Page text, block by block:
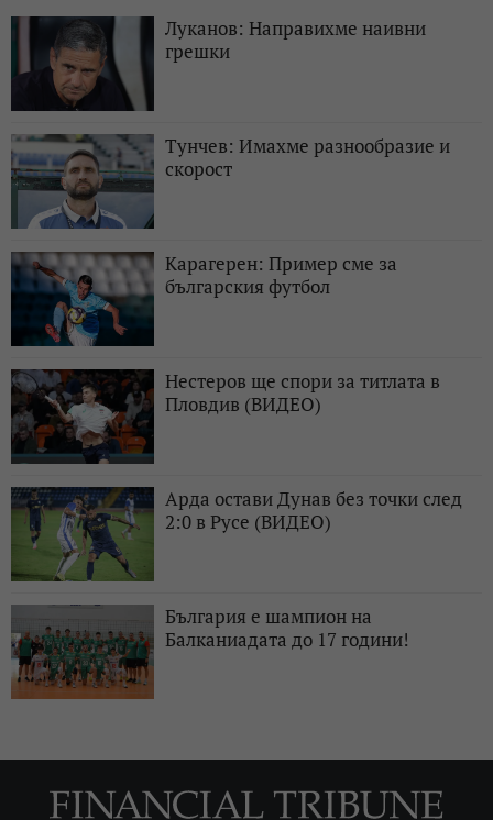
Луканов: Направихме наивни
грешки
Тунчев: Имахме разнообразие и
скорост
Карагерен: Пример сме за
българския футбол
Нестеров ще спори за титлата в
Пловдив (ВИДЕО)
Арда остави Дунав без точки след
2:0 в Русе (ВИДЕО)
България е шампион на
Балканиадата до 17 години!